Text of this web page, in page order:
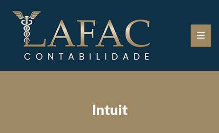
Intuit